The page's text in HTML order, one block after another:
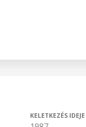
KELETKEZÉS IDEJE